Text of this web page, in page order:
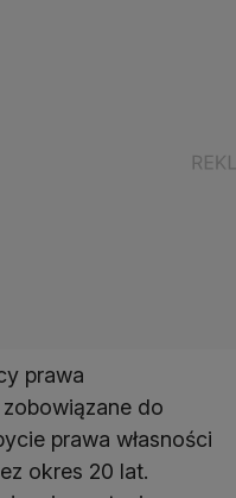
prawa
do
prawa własności
okres 20 lat.